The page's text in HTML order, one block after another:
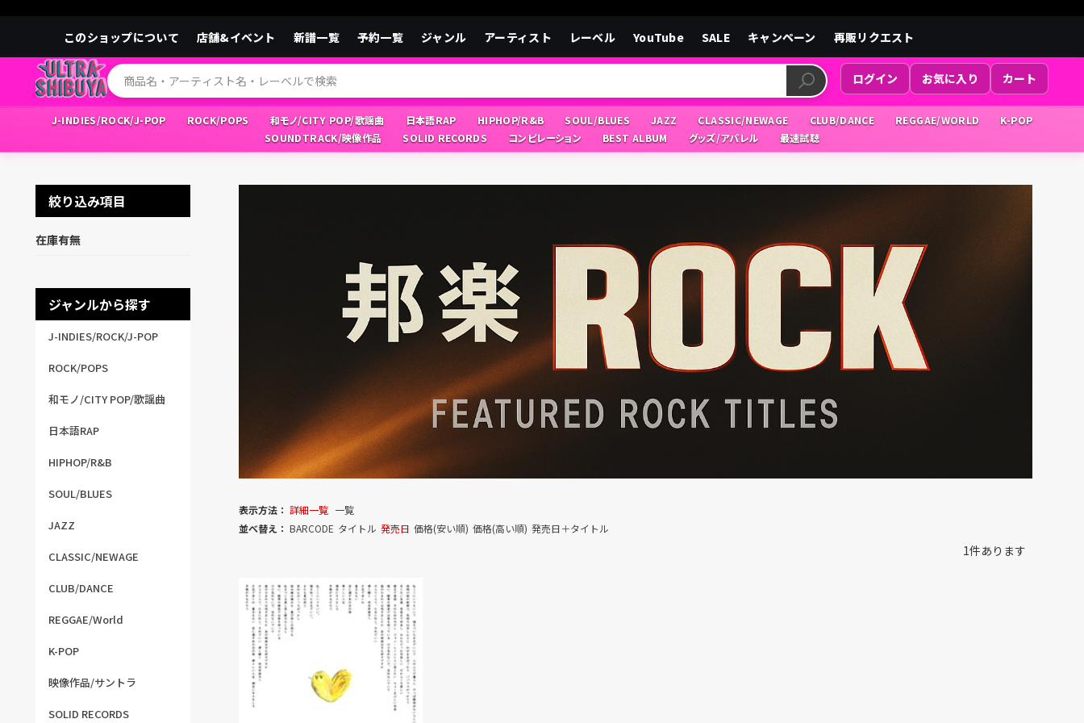
このショップについて 店舗&イベント 新譜一覧 予約一覧 ジャンル アーティスト レーベル YouTube SALE キャンペーン 再販リクエスト
ログイン お気に入り カート
J-INDIES/ROCK/J-POP ROCK/POPS 和モノ/CITY POP/歌謡曲 日本語RAP HIPHOP/R&B SOUL/BLUES JAZZ CLASSIC/NEWAGE CLUB/DANCE REGGAE/WORLD
K-POP
SOUNDTRACK/映像作品
SOLID RECORDS コンピレーション BEST ALBUM グッズ/アパレル 最速試聴
絞り込み項目
在庫有無
ジャンルから探す
J-INDIES/ROCK/J-POP
ROCK/POPS
和モノ/CITY POP/歌謡曲
日本語RAP
HIPHOP/R&B
SOUL/BLUES
JAZZ
CLASSIC/NEWAGE
CLUB/DANCE
REGGAE/World
K-POP
映像作品/サントラ
SOLID RECORDS
表示方法： 詳細一覧 一覧
並べ替え： BARCODE タイトル 発売日 価格(安い順) 価格(高い順) 発売日＋タイトル
1件あります